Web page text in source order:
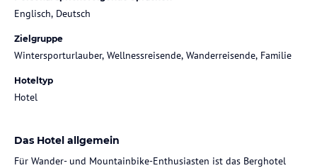
Englisch, Deutsch
Zielgruppe
Wintersporturlauber, Wellnessreisende, Wanderreisende, Familie
Hoteltyp
Hotel
Das Hotel allgemein
Für Wander- und Mountainbike-Enthusiasten ist das Berghotel